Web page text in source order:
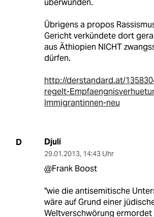
überwunden.
Übrigens a propos
Gericht verkündete dort
aus Äthiopien NICHT
dürfen.
http://derstandard.at/
regelt-
Immigrantinnen-neu
D Djuli
29.01.2013, 14:43 Uhr
@Frank Boost
"wie die antisemitische
wäre auf Grund einer
Weltverschwörung ermordet